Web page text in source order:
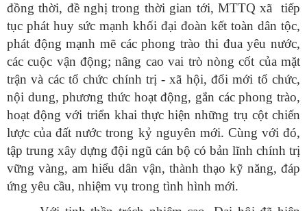
đồng thời, đề nghị trong thời gian tới, MTTQ xã tiếp
tục phát huy sức mạnh khối đại đoàn kết toàn dân tộc,
phát động mạnh mẽ các phong trào thi đua yêu nước,
các cuộc vận động; nâng cao vai trò nòng cốt của mặt
trận và các tổ chức chính trị - xã hội, đổi mới tổ chức,
nội dung, phương thức hoạt động, gắn các phong trào,
hoạt động với triển khai thực hiện những trụ cột chiến
lược của đất nước trong kỷ nguyên mới. Cùng với đó,
tập trung xây dựng đội ngũ cán bộ có bản lĩnh chính trị
vững vàng, am hiểu dân vận, thành thạo kỹ năng, đáp
ứng yêu cầu, nhiệm vụ trong tình hình mới.